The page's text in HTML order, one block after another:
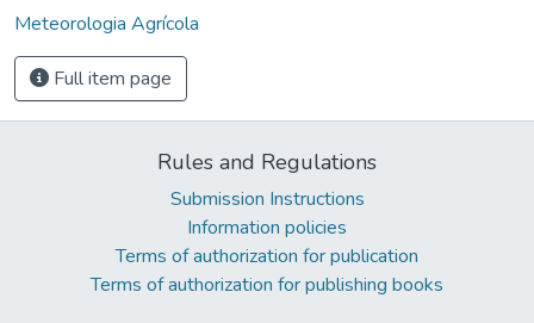
Meteorologia Agrícola
Full item page
Rules and Regulations
Submission Instructions
Information policies
Terms of authorization for publication
Terms of authorization for publishing books